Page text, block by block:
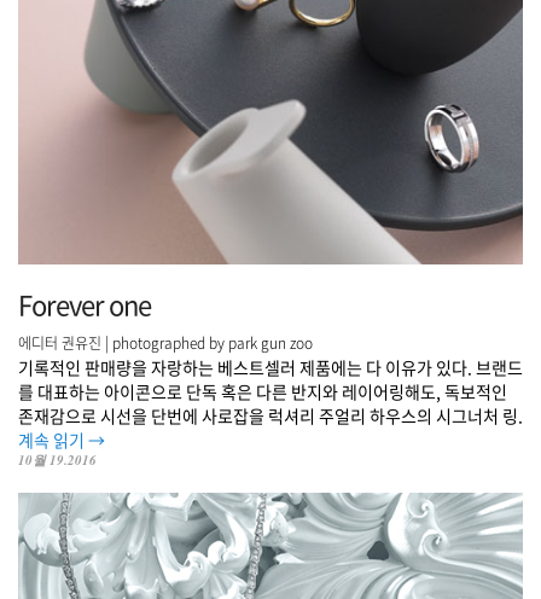
Forever one
에디터 권유진 | photographed by park gun zoo
기록적인 판매량을 자랑하는 베스트셀러 제품에는 다 이유가 있다. 브랜드
를 대표하는 아이콘으로 단독 혹은 다른 반지와 레이어링해도, 독보적인
존재감으로 시선을 단번에 사로잡을 럭셔리 주얼리 하우스의 시그너처 링.
계속 읽기 →
10월 19.2016